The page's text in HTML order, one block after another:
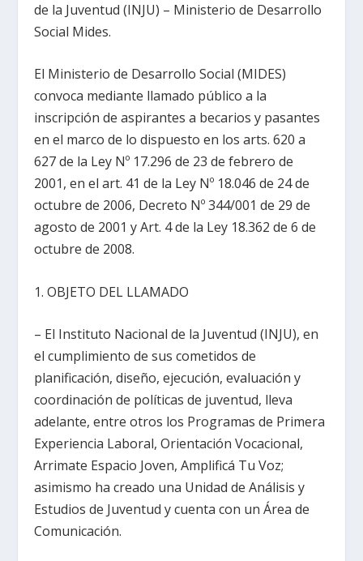
de la Juventud (INJU) – Ministerio de Desarrollo
Social Mides.
El Ministerio de Desarrollo Social (MIDES)
convoca mediante llamado público a la
inscripción de aspirantes a becarios y pasantes
en el marco de lo dispuesto en los arts. 620 a
627 de la Ley Nº 17.296 de 23 de febrero de
2001, en el art. 41 de la Ley Nº 18.046 de 24 de
octubre de 2006, Decreto Nº 344/001 de 29 de
agosto de 2001 y Art. 4 de la Ley 18.362 de 6 de
octubre de 2008.
1. OBJETO DEL LLAMADO
– El Instituto Nacional de la Juventud (INJU), en
el cumplimiento de sus cometidos de
planificación, diseño, ejecución, evaluación y
coordinación de políticas de juventud, lleva
adelante, entre otros los Programas de Primera
Experiencia Laboral, Orientación Vocacional,
Arrimate Espacio Joven, Amplificá Tu Voz;
asimismo ha creado una Unidad de Análisis y
Estudios de Juventud y cuenta con un Área de
Comunicación.